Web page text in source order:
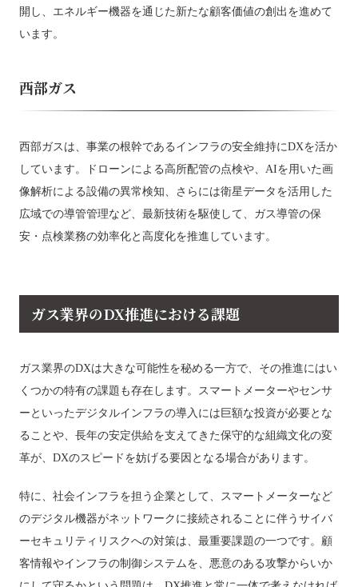
開し、エネルギー機器を通じた新たな顧客価値の創出を進めて
います。
西部ガス
西部ガスは、事業の根幹であるインフラの安全維持にDXを活か
しています。ドローンによる高所配管の点検や、AIを用いた画
像解析による設備の異常検知、さらには衛星データを活用した
広域での導管管理など、最新技術を駆使して、ガス導管の保
安・点検業務の効率化と高度化を推進しています。
ガス業界のDX推進における課題
ガス業界のDXは大きな可能性を秘める一方で、その推進にはい
くつかの特有の課題も存在します。スマートメーターやセンサ
ーといったデジタルインフラの導入には巨額な投資が必要とな
ることや、長年の安定供給を支えてきた保守的な組織文化の変
革が、DXのスピードを妨げる要因となる場合があります。
特に、社会インフラを担う企業として、スマートメーターなど
のデジタル機器がネットワークに接続されることに伴うサイバ
ーセキュリティリスクへの対策は、最重要課題の一つです。顧
客情報やインフラの制御システムを、悪意のある攻撃からいか